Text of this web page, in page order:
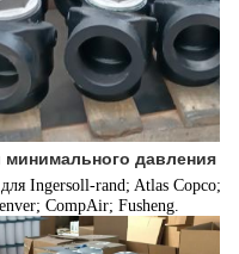
минимального давления
Ingersoll-rand; Atlas Copco;
CompAir; Fusheng.